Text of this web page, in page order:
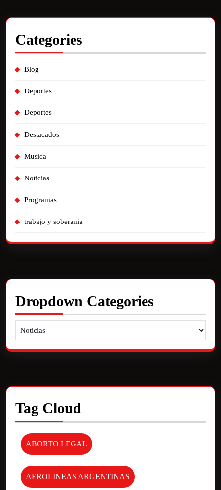
Categories
Blog
Deportes
Deportes
Destacados
Musica
Noticias
Programas
trabajo y soberania
Dropdown Categories
Tag Cloud
ABORTO LEGAL
AEROLINEAS ARGENTINAS